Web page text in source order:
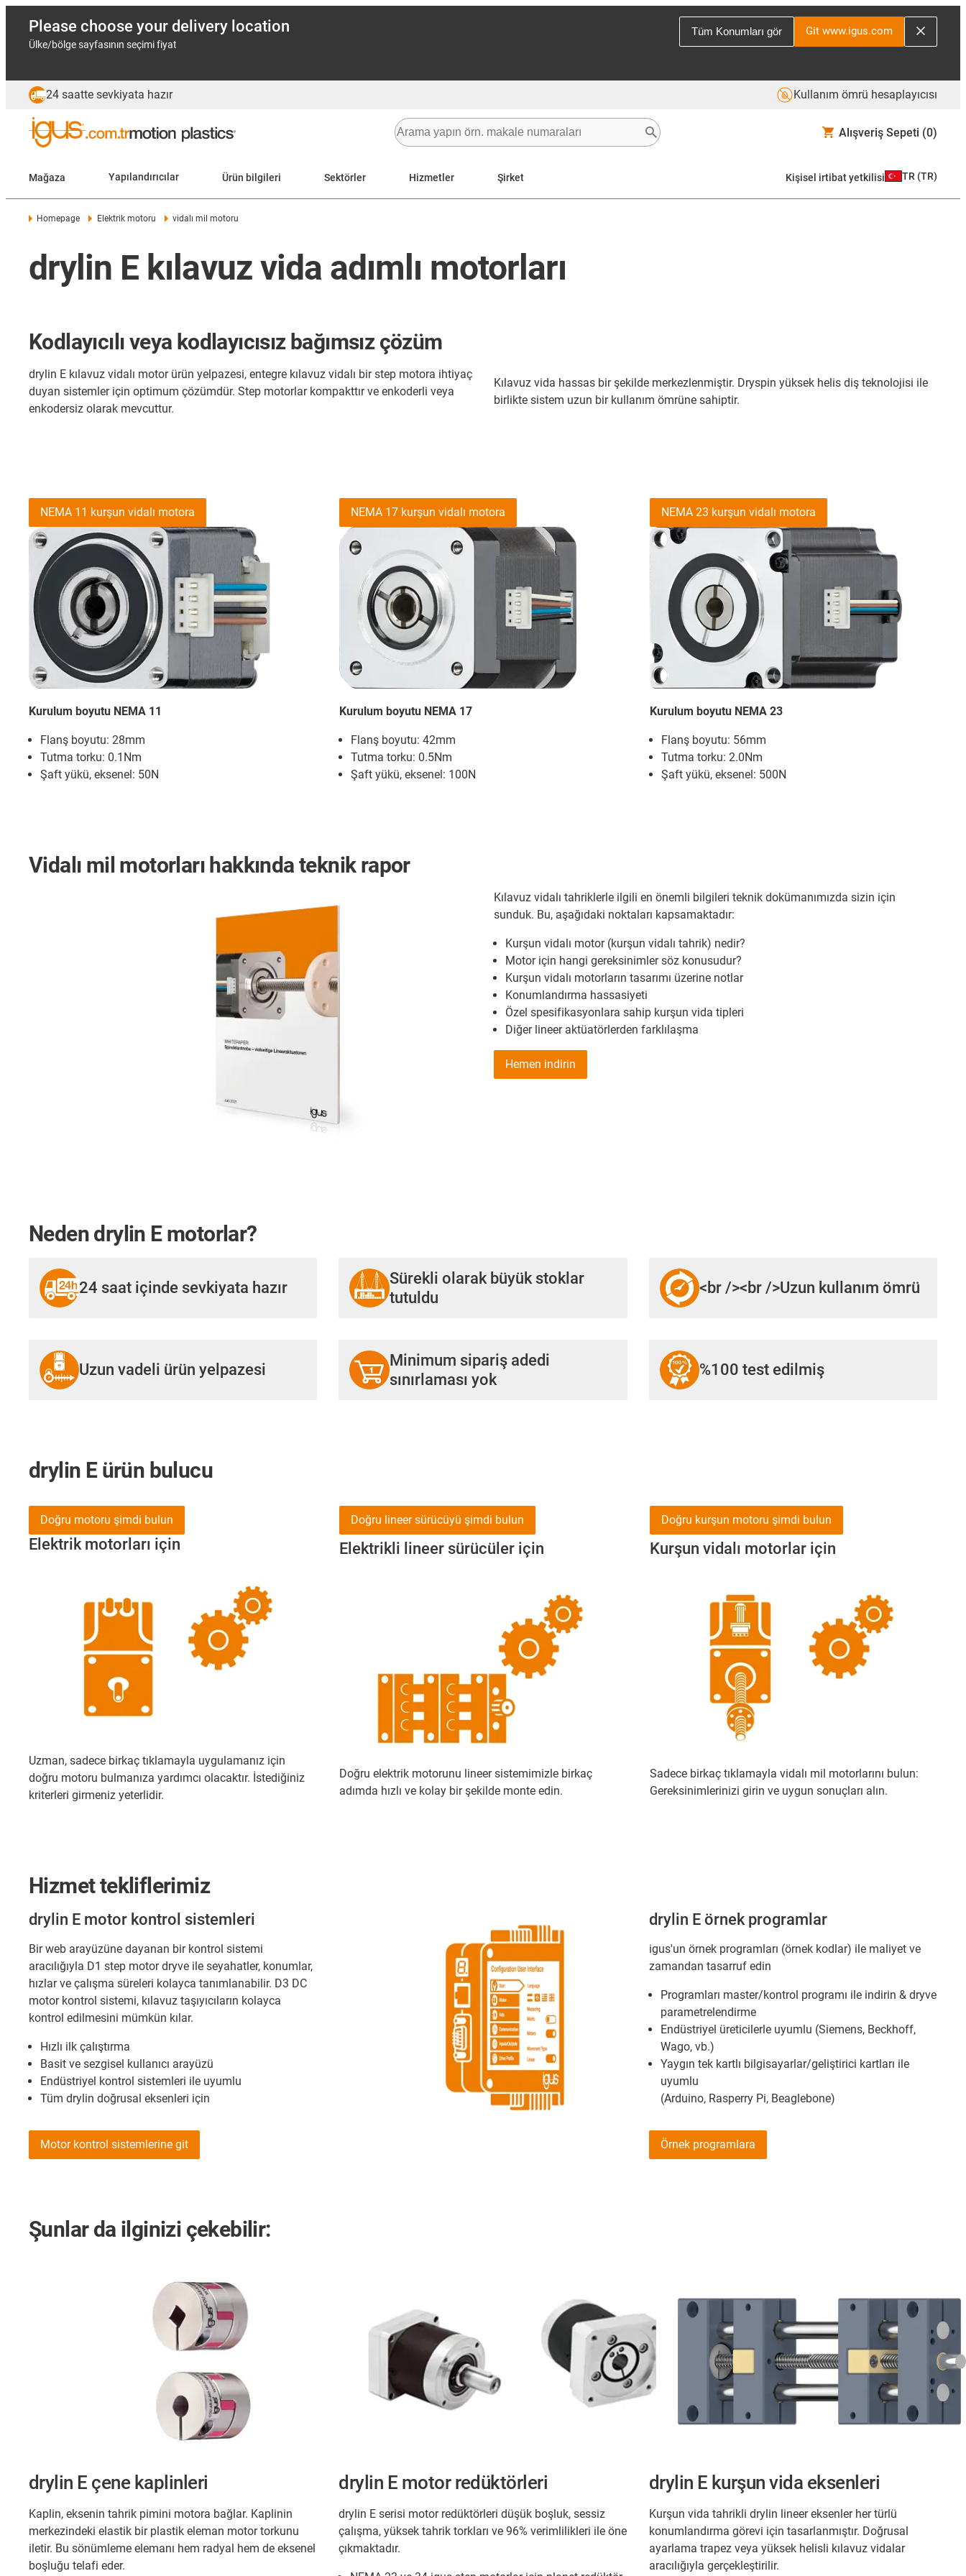
Please choose your delivery location
Ülke/bölge sayfasının seçimi fiyat
Tüm Konumları gör Git www.igus.com
24 saatte sevkiyata hazır Kullanım ömrü hesaplayıcısı
Alışveriş Sepeti (0)
Mağaza Yapılandırıcılar Ürün bilgileri Sektörler Hizmetler Şirket Kişisel irtibat yetkilisi TR (TR)
Homepage Elektrik motoru vidalı mil motoru
drylin E kılavuz vida adımlı motorları
Kodlayıcılı veya kodlayıcısız bağımsız çözüm
drylin E kılavuz vidalı motor ürün yelpazesi, entegre kılavuz vidalı bir step motora ihtiyaç
duyan sistemler için optimum çözümdür. Step motorlar kompakttır ve enkoderli veya
enkodersiz olarak mevcuttur.
Kılavuz vida hassas bir şekilde merkezlenmiştir. Dryspin yüksek helis diş teknolojisi ile
birlikte sistem uzun bir kullanım ömrüne sahiptir.
Kurulum boyutu NEMA 11
Flanş boyutu: 28mm
Tutma torku: 0.1Nm
Şaft yükü, eksenel: 50N
NEMA 11 kurşun vidalı motora
Kurulum boyutu NEMA 17
Flanş boyutu: 42mm
Tutma torku: 0.5Nm
Şaft yükü, eksenel: 100N
NEMA 17 kurşun vidalı motora
Kurulum boyutu NEMA 23
Flanş boyutu: 56mm
Tutma torku: 2.0Nm
Şaft yükü, eksenel: 500N
NEMA 23 kurşun vidalı motora
Vidalı mil motorları hakkında teknik rapor
Kılavuz vidalı tahriklerle ilgili en önemli bilgileri teknik dokümanımızda sizin için
sunduk. Bu, aşağıdaki noktaları kapsamaktadır:
Kurşun vidalı motor (kurşun vidalı tahrik) nedir?
Motor için hangi gereksinimler söz konusudur?
Kurşun vidalı motorların tasarımı üzerine notlar
Konumlandırma hassasiyeti
Özel spesifikasyonlara sahip kurşun vida tipleri
Diğer lineer aktüatörlerden farklılaşma
Hemen indirin
Neden drylin E motorlar?
24 saat içinde sevkiyata hazır
Sürekli olarak büyük stoklar
tutuldu
<br /><br />Uzun kullanım ömrü
Uzun vadeli ürün yelpazesi
Minimum sipariş adedi
sınırlaması yok
%100 test edilmiş
drylin E ürün bulucu
Elektrik motorları için
Uzman, sadece birkaç tıklamayla uygulamanız için
doğru motoru bulmanıza yardımcı olacaktır. İstediğiniz
kriterleri girmeniz yeterlidir.
Doğru motoru şimdi bulun
Elektrikli lineer sürücüler için
Doğru elektrik motorunu lineer sistemimizle birkaç
adımda hızlı ve kolay bir şekilde monte edin.
Doğru lineer sürücüyü şimdi bulun
Kurşun vidalı motorlar için
Sadece birkaç tıklamayla vidalı mil motorlarını bulun:
Gereksinimlerinizi girin ve uygun sonuçları alın.
Doğru kurşun motoru şimdi bulun
Hizmet tekliflerimiz
drylin E motor kontrol sistemleri
Bir web arayüzüne dayanan bir kontrol sistemi
aracılığıyla D1 step motor dryve ile seyahatler, konumlar,
hızlar ve çalışma süreleri kolayca tanımlanabilir. D3 DC
motor kontrol sistemi, kılavuz taşıyıcıların kolayca
kontrol edilmesini mümkün kılar.
Hızlı ilk çalıştırma
Basit ve sezgisel kullanıcı arayüzü
Endüstriyel kontrol sistemleri ile uyumlu
Tüm drylin doğrusal eksenleri için
Motor kontrol sistemlerine git
drylin E örnek programlar
igus'un örnek programları (örnek kodlar) ile maliyet ve
zamandan tasarruf edin
Programları master/kontrol programı ile indirin & dryve
parametrelendirme
Endüstriyel üreticilerle uyumlu (Siemens, Beckhoff,
Wago, vb.)
Yaygın tek kartlı bilgisayarlar/geliştirici kartları ile
uyumlu
(Arduino, Rasperry Pi, Beaglebone)
Örnek programlara
Şunlar da ilginizi çekebilir:
drylin E çene kaplinleri
Kaplin, eksenin tahrik pimini motora bağlar. Kaplinin
merkezindeki elastik bir plastik eleman motor torkunu
iletir. Bu sönümleme elemanı hem radyal hem de eksenel
boşluğu telafi eder.
drylin E motor redüktörleri
drylin E serisi motor redüktörleri düşük boşluk, sessiz
çalışma, yüksek tahrik torkları ve 96% verimlilikleri ile öne
çıkmaktadır.
drylin E kurşun vida eksenleri
Kurşun vida tahrikli drylin lineer eksenler her türlü
konumlandırma görevi için tasarlanmıştır. Doğrusal
ayarlama trapez veya yüksek helisli kılavuz vidalar
aracılığıyla gerçekleştirilir.